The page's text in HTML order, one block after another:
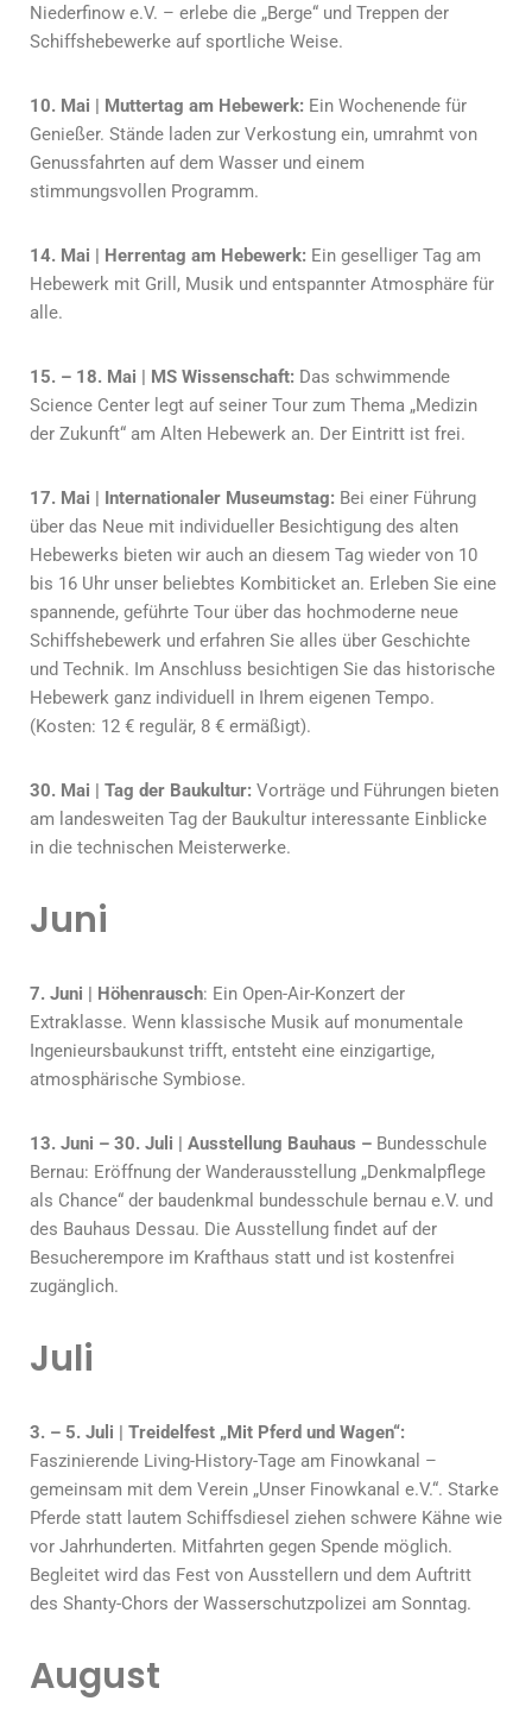
Niederfinow e.V. – erlebe die „Berge“ und Treppen der
Schiffshebewerke auf sportliche Weise.
10. Mai | Muttertag am Hebewerk: Ein Wochenende für
Genießer. Stände laden zur Verkostung ein, umrahmt von
Genussfahrten auf dem Wasser und einem
stimmungsvollen Programm.
14. Mai | Herrentag am Hebewerk: Ein geselliger Tag am
Hebewerk mit Grill, Musik und entspannter Atmosphäre für
alle.
15. – 18. Mai | MS Wissenschaft: Das schwimmende
Science Center legt auf seiner Tour zum Thema „Medizin
der Zukunft“ am Alten Hebewerk an. Der Eintritt ist frei.
17. Mai | Internationaler Museumstag: Bei einer Führung
über das Neue mit individueller Besichtigung des alten
Hebewerks bieten wir auch an diesem Tag wieder von 10
bis 16 Uhr unser beliebtes Kombiticket an. Erleben Sie eine
spannende, geführte Tour über das hochmoderne neue
Schiffshebewerk und erfahren Sie alles über Geschichte
und Technik. Im Anschluss besichtigen Sie das historische
Hebewerk ganz individuell in Ihrem eigenen Tempo.
(Kosten: 12 € regulär, 8 € ermäßigt).
30. Mai | Tag der Baukultur: Vorträge und Führungen bieten
am landesweiten Tag der Baukultur interessante Einblicke
in die technischen Meisterwerke.
Juni
7. Juni | Höhenrausch: Ein Open-Air-Konzert der
Extraklasse. Wenn klassische Musik auf monumentale
Ingenieursbaukunst trifft, entsteht eine einzigartige,
atmosphärische Symbiose.
13. Juni – 30. Juli | Ausstellung Bauhaus – Bundesschule
Bernau: Eröffnung der Wanderausstellung „Denkmalpflege
als Chance“ der baudenkmal bundesschule bernau e.V. und
des Bauhaus Dessau. Die Ausstellung findet auf der
Besucherempore im Krafthaus statt und ist kostenfrei
zugänglich.
Juli
3. – 5. Juli | Treidelfest „Mit Pferd und Wagen“:
Faszinierende Living-History-Tage am Finowkanal –
gemeinsam mit dem Verein „Unser Finowkanal e.V.“. Starke
Pferde statt lautem Schiffsdiesel ziehen schwere Kähne wie
vor Jahrhunderten. Mitfahrten gegen Spende möglich.
Begleitet wird das Fest von Ausstellern und dem Auftritt
des Shanty-Chors der Wasserschutzpolizei am Sonntag.
August